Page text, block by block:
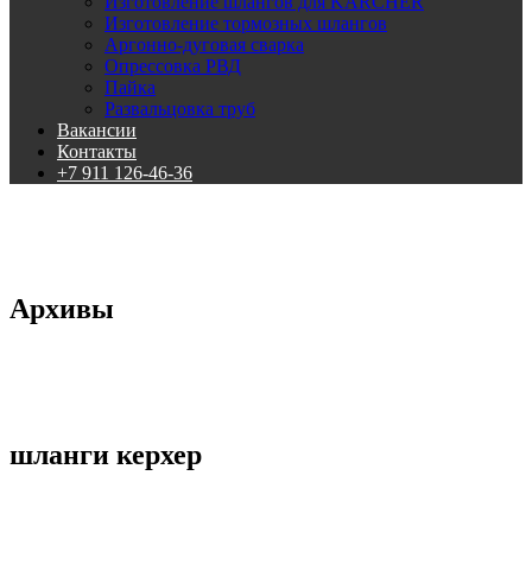
Изготовление тормозных шлангов
Аргонно-дуговая сварка
Опрессовка РВД
Пайка
Развальцовка труб
Вакансии
Контакты
+7 911 126-46-36
Архивы
шланги керхер